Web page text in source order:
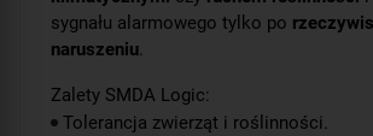
sygnału alarmowego tylko po
naruszeniu.
Zalety SMDA Logic:
Tolerancja zwierząt i roślinności.